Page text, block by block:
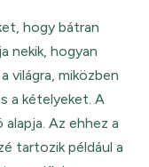
hogy bátran
nekik, hogyan
világra, miközben
a kételyeket. A
Az ehhez a
tartozik például a